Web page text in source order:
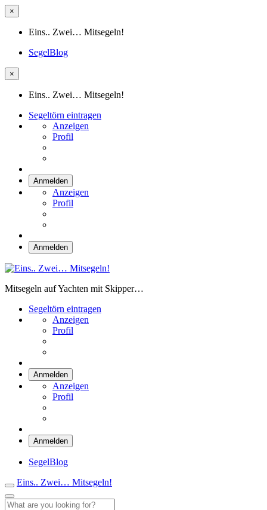
×
Eins.. Zwei… Mitsegeln!
SegelBlog
×
Eins.. Zwei… Mitsegeln!
Segeltörn eintragen
Anzeigen
Profil
Anmelden
Anzeigen
Profil
Anmelden
Mitsegeln auf Yachten mit Skipper…
Segeltörn eintragen
Anzeigen
Profil
Anmelden
Anzeigen
Profil
Anmelden
SegelBlog
Eins.. Zwei… Mitsegeln!